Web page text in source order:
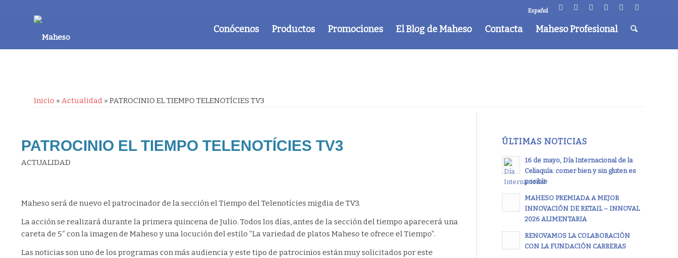
Español
Conócenos Productos Promociones El Blog de Maheso Contacta Maheso Profesional
Inicio » Actualidad » PATROCINIO EL TIEMPO TELENOTÍCIES TV3
PATROCINIO EL TIEMPO TELENOTÍCIES TV3
ACTUALIDAD
Maheso será de nuevo el patrocinador de la sección el Tiempo del Telenotícies migdia de TV3.
La acción se realizará durante la primera quincena de Julio. Todos los días, antes de la sección del tiempo aparecerá una
careta de 5″ con la imagen de Maheso y una locución del estilo “La variedad de platos Maheso te ofrece el Tiempo“.
Las noticias son uno de los programas con más audiencia y este tipo de patrocinios están muy solicitados por este
ÚLTIMAS NOTICIAS
16 de mayo, Día Internacional de la
Celiaquía: comer bien y sin gluten es
posible
MAHESO PREMIADA A MEJOR
INNOVACIÓN DE RETAIL – INNOVAL
2026 ALIMENTARIA
RENOVAMOS LA COLABORACIÓN
CON LA FUNDACIÓN CARRERAS